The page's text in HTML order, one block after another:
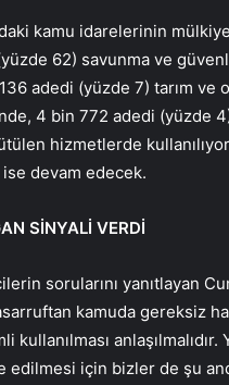
kamu idarelerinin
62) savunma ve
adedi (yüzde 7) tarım ve
4 bin 772 adedi (yüzde
hizmetlerde
ise devam edecek.
SİNYALİ VERDİ
sorularını yanıtlayan
kamuda gereksiz
kullanılması
için bizler de şu